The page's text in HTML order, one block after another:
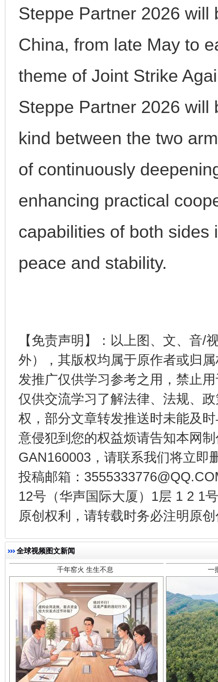
Steppe Partner 2026
China, from late May to
theme of Joint Strike
Steppe Partner 2026
kind between the two
of continuously
enhancing practical
capabilities of both sides
peace and stability.
【免责声明】：以上图、文、音/
外），其版权均属于原作者或归
发推广仅供学习参考之用，禁止
仅供交流学习了解法律、法规、
权，部分文章转发推送时未能及
意侵犯到您的权益烦请告知本网
GAN160003，请联系我们将立即
投稿邮箱：
12号（华声国际大厦）1层 1 2 1
原创权利，请转载时务必注明原
全球视频图文新闻
完善运行机制助力责任有效落实
东山县通报“牛蛙产品抗生素超标问题” 法
千年窑火 生生不息 一
揭开“小金库”的免责幌子